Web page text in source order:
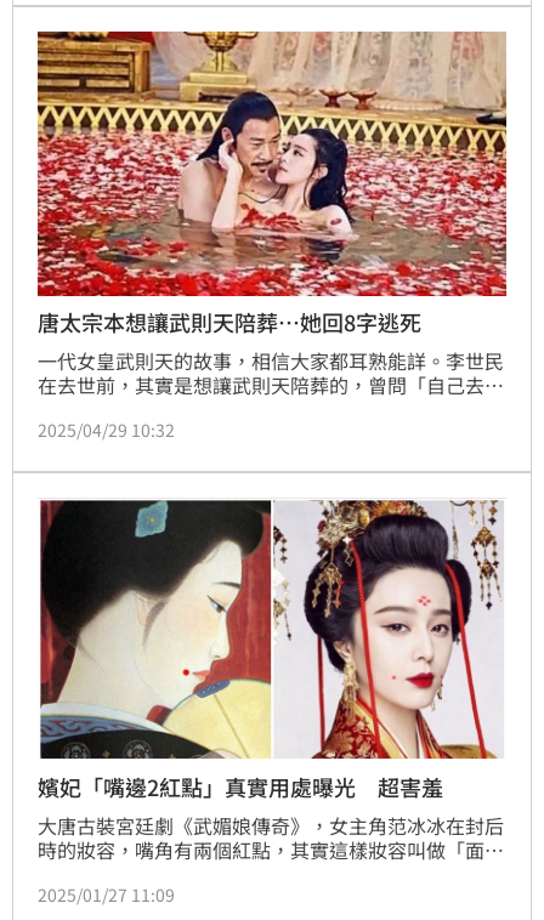
快、笑靨如花，讓不少熬夜追星的年輕人紛紛自嘲：
「我的活力甚至不如81歲的她！」（記者唐家興）
唐太宗本想讓武則天陪葬…她回8字逃死
一代女皇武則天的故事，相信大家都耳熟能詳。李世民
在去世前，其實是想讓武則天陪葬的，曾問「自己去世
足以道出一代女皇的睿智，最終讓李世民收了殺心，為
2025/04/29 10:32
嬪妃「嘴邊2紅點」真實用處曝光 超害羞
大唐古裝宮廷劇《武媚娘傳奇》，女主角范冰冰在封后
時的妝容，嘴角有兩個紅點，其實這樣妝容叫做「面
皇帝」的功能，嬪妃臉上的「面厴」就像是種神秘暗
2025/01/27 11:09